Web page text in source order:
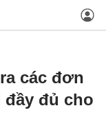
các đơn
đầy đủ cho